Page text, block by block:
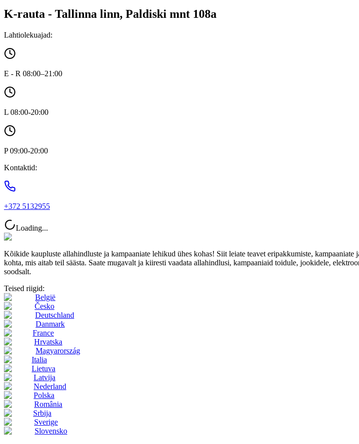
K-rauta - Tallinna linn, Paldiski mnt 108a
Lahtiolekuajad:
E - R 08:00–21:00
L 08:00-20:00
P 09:00-20:00
Kontaktid:
+372 5132955
Loading...
Kõikide kaupluste allahindluste ja kampaaniate lehikud ühes kohas! Siit leiate teavet eripakkumiste,
kohta, mis aitab teil säästa. Saate mugavalt ja kiiresti vaadata allahindlusi, kampaaniaid toidule, jookidele,
soodsalt.
Teised riigid:
België
Česko
Deutschland
Danmark
France
Hrvatska
Magyarország
Italia
Lietuva
Latvija
Nederland
Polska
România
Srbija
Sverige
Slovensko